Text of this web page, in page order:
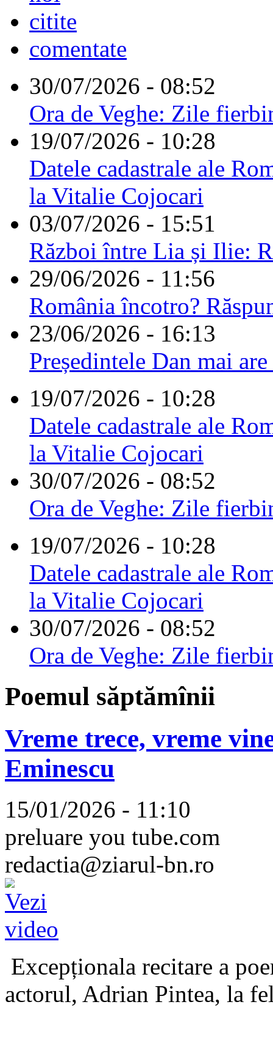
citite
comentate
30/07/2026 - 08:52
Ora de Veghe: Zile
19/07/2026 - 10:28
Datele cadastrale ale
la Vitalie Cojocari
03/07/2026 - 15:51
Război între Lia și Ilie:
29/06/2026 - 11:56
România încotro?
23/06/2026 - 16:13
Președintele Dan mai
19/07/2026 - 10:28
Datele cadastrale ale
la Vitalie Cojocari
30/07/2026 - 08:52
Ora de Veghe: Zile
19/07/2026 - 10:28
Datele cadastrale ale
la Vitalie Cojocari
30/07/2026 - 08:52
Ora de Veghe: Zile
Poemul săptămînii
Vreme trece, vreme
Eminescu
15/01/2026 - 11:10
preluare you tube.com
redactia@ziarul-bn.ro
Excepționala recitare a
actorul, Adrian Pintea, la